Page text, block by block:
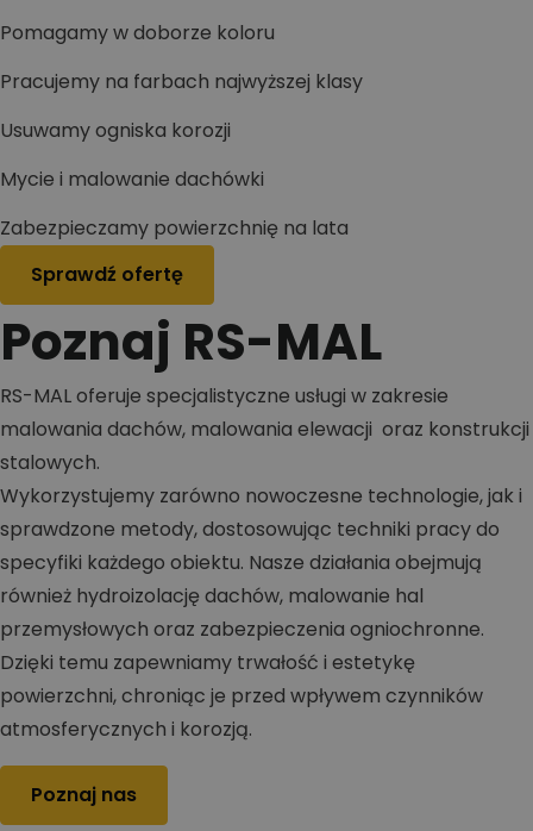
Pomagamy w doborze koloru
Pracujemy na farbach najwyższej klasy
Usuwamy ogniska korozji
Mycie i malowanie dachówki
Zabezpieczamy powierzchnię na lata
Sprawdź ofertę
Poznaj RS-MAL
RS-MAL oferuje specjalistyczne usługi w zakresie
malowania dachów, malowania elewacji oraz konstrukcji
stalowych.
Wykorzystujemy zarówno nowoczesne technologie, jak i
sprawdzone metody, dostosowując techniki pracy do
specyfiki każdego obiektu. Nasze działania obejmują
również hydroizolację dachów, malowanie hal
przemysłowych oraz zabezpieczenia ogniochronne.
Dzięki temu zapewniamy trwałość i estetykę
powierzchni, chroniąc je przed wpływem czynników
atmosferycznych i korozją.
Poznaj nas